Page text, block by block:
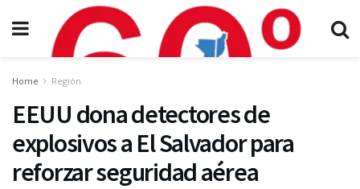
Home Región
EEUU dona detectores de
explosivos a El Salvador para
reforzar seguridad aérea